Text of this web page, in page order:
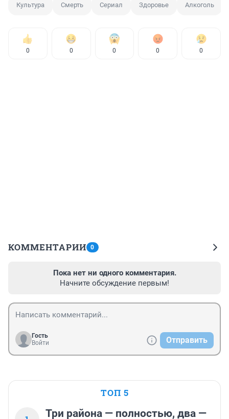
Культура Смерть Сериал Здоровье Алкоголь
0 0 0 0 0
КОММЕНТАРИИ 0
Пока нет ни одного комментария.
Начните обсуждение первым!
Гость
Войти
Отправить
ТОП 5
Три района — полностью, два —